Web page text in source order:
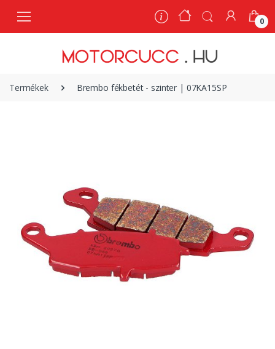
0
Termékek Brembo fékbetét - szinter | 07KA15SP
0